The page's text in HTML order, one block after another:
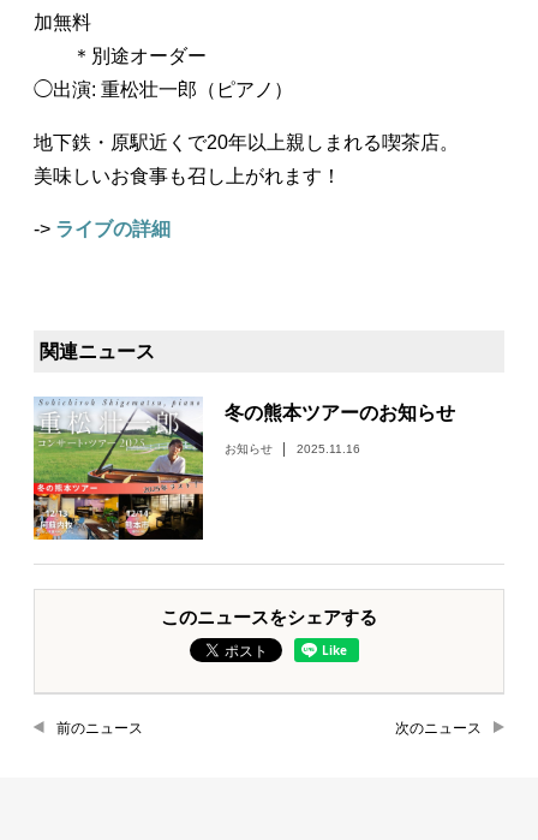
加無料
＊別途オーダー
◯出演: 重松壮一郎（ピアノ）
地下鉄・原駅近くで20年以上親しまれる喫茶店。
美味しいお食事も召し上がれます！
-> ライブの詳細
関連ニュース
冬の熊本ツアーのお知らせ
お知らせ 2025.11.16
このニュースをシェアする
前のニュース 次のニュース